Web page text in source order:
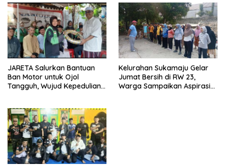
JARETA Salurkan Bantuan
Ban Motor untuk Ojol
Tangguh, Wujud Kepedulian
Kelurahan Sukamaju Gelar
Jumat Bersih di RW 23,
Warga Sampaikan Aspirasi